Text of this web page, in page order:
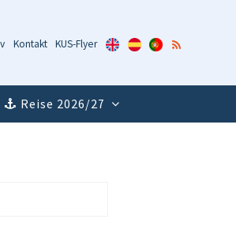
Kontakt KUS-Flyer
KUS-
Flyer
KUS-
Flyer
KUS-
Flyer
RSS-
Reise 2026/27